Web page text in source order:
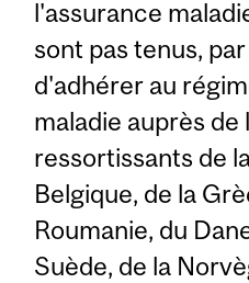
l'assurance
sont pas tenus,
d'adhérer au
maladie auprès de
ressortissants de
Belgique, de la
Roumanie, du
Suède, de la